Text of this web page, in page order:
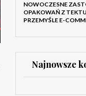
NOWOCZESNE
OPAKOWAŃ Z
PRZEMYŚLE E-
Najnowsze